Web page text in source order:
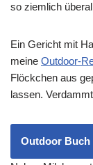
so ziemlich
Ein Gericht mit
meine Outdoor-
Flöckchen aus
lassen.
Outdoor Buch